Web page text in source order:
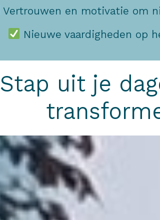
Vertrouwen en motivatie om
Nieuwe vaardigheden op
Stap uit je